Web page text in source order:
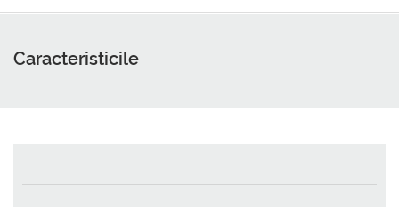
Caracteristicile